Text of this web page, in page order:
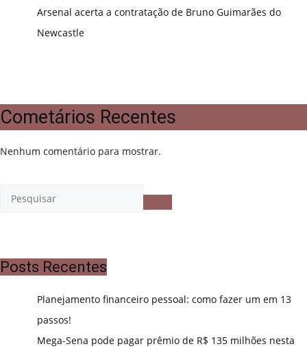
Arsenal acerta a contratação de Bruno Guimarães do
Newcastle
Cometários Recentes
Nenhum comentário para mostrar.
Posts Recentes
Planejamento financeiro pessoal: como fazer um em 13
passos!
Mega-Sena pode pagar prêmio de R$ 135 milhões nesta